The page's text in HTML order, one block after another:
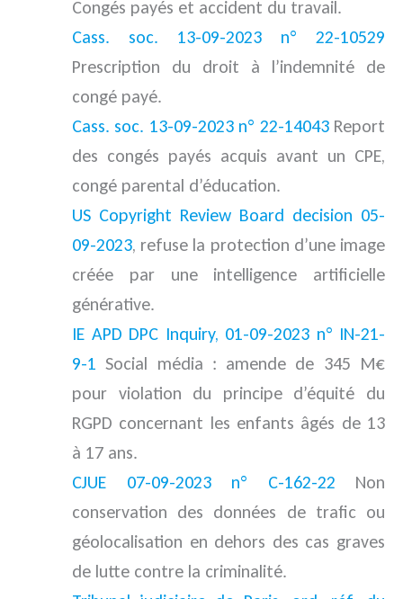
Congés payés et accident du travail.
Cass. soc. 13-09-2023 n° 22-10529
Prescription du droit à l’indemnité de
congé payé.
Cass. soc. 13-09-2023 n° 22-14043Report
des congés payés acquis avant un CPE,
congé parental d’éducation.
US Copyright Review Board decision 05-
09-2023, refuse la protection d’une image
créée par une intelligence artificielle
générative.
IE APD DPC Inquiry, 01-09-2023 n° IN-21-
9-1 Social média : amende de 345 M€
pour violation du principe d’équité du
RGPD concernant les enfants âgés de 13
à 17 ans.
CJUE 07-09-2023 n° C-162-22 Non
conservation des données de trafic ou
géolocalisation en dehors des cas graves
de lutte contre la criminalité.